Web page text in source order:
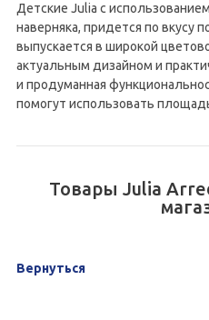
Детские Julia с
наверняка, придется по вкусу
выпускается в широкой
актуальным дизайном и
и продуманная
помогут использовать
Товары Julia
Вернуться